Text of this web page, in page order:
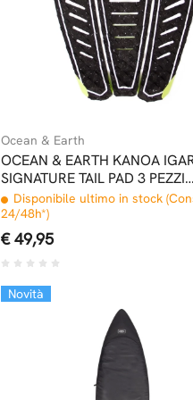
Ocean & Earth
OCEAN & EARTH KANOA
SIGNATURE TAIL PAD 3 PEZZI
BLACK/LIME
Disponibile ultimo in stock
24/48h*)
€ 49,95
Novità